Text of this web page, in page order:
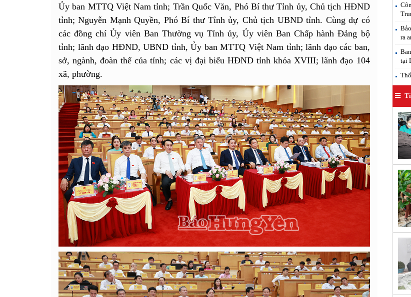
Ủy ban MTTQ Việt Nam tỉnh; Trần Quốc Văn, Phó Bí thư Tỉnh ủy, Chủ tịch HĐND
tỉnh; Nguyễn Mạnh Quyền, Phó Bí thư Tỉnh ủy, Chủ tịch UBND tỉnh. Cùng dự có
các đồng chí Ủy viên Ban Thường vụ Tỉnh ủy, Ủy viên Ban Chấp hành Đảng bộ
tỉnh; lãnh đạo HĐND, UBND tỉnh, Ủy ban MTTQ Việt Nam tỉnh; lãnh đạo các ban,
sở, ngành, đoàn thể của tỉnh; các vị đại biểu HĐND tỉnh khóa XVIII; lãnh đạo 104
xã, phường.
ra
tại